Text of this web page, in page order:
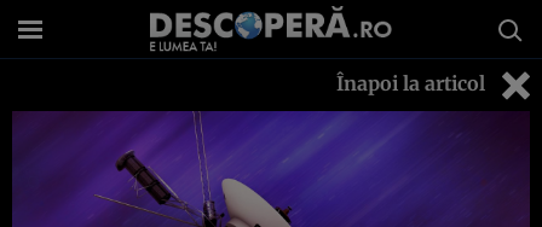
Înapoi la articol